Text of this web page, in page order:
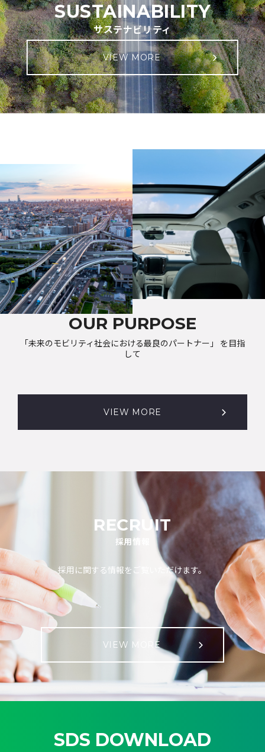
SUSTAINABILITY
サステナビリティ
VIEW MORE
OUR PURPOSE
「未来のモビリティ社会における最良のパートナー」 を目指
して
VIEW MORE
RECRUIT
採用情報
採用に関する情報をご覧いただけます。
VIEW MORE
SDS DOWNLOAD